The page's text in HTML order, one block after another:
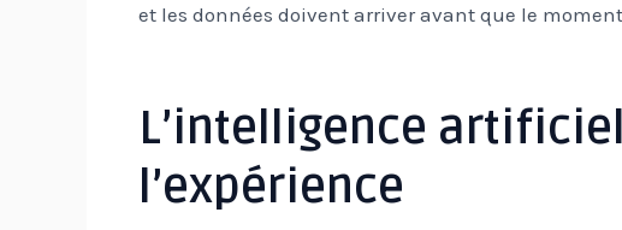
et les données doivent arriver avant que le
L’intelligence
l’expérience